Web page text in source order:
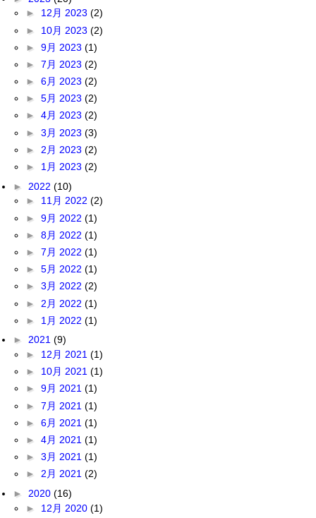
► 12月 2023 (2)
► 10月 2023 (2)
► 9月 2023 (1)
► 7月 2023 (2)
► 6月 2023 (2)
► 5月 2023 (2)
► 4月 2023 (2)
► 3月 2023 (3)
► 2月 2023 (2)
► 1月 2023 (2)
► 2022 (10)
► 11月 2022 (2)
► 9月 2022 (1)
► 8月 2022 (1)
► 7月 2022 (1)
► 5月 2022 (1)
► 3月 2022 (2)
► 2月 2022 (1)
► 1月 2022 (1)
► 2021 (9)
► 12月 2021 (1)
► 10月 2021 (1)
► 9月 2021 (1)
► 7月 2021 (1)
► 6月 2021 (1)
► 4月 2021 (1)
► 3月 2021 (1)
► 2月 2021 (2)
► 2020 (16)
► 12月 2020 (1)